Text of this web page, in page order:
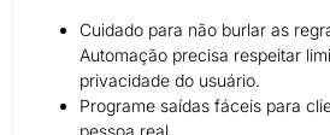
Cuidado para não burlar as
Automação precisa respeitar
privacidade do usuário.
Programe saídas fáceis para
pessoa real.